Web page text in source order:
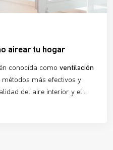
airear tu hogar
conocida como ventilación
métodos más efectivos y
del aire interior y el